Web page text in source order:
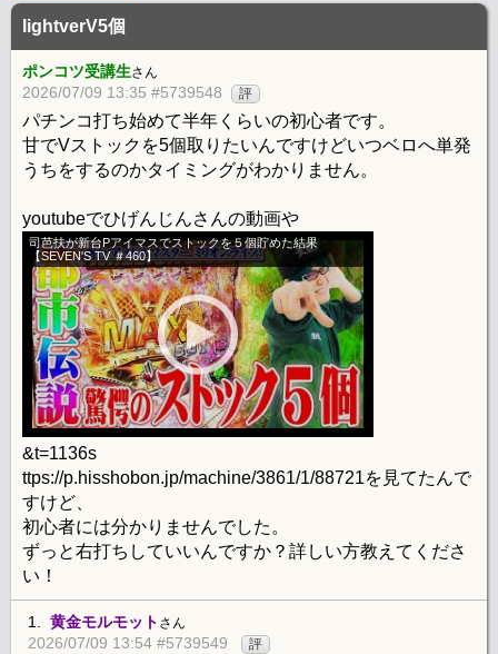
lightverV5個
ポンコツ受講生さん
2026/07/09 13:35 #5739548 評
パチンコ打ち始めて半年くらいの初心者です。
甘でVストックを5個取りたいんですけどいつベロへ単発
うちをするのかタイミングがわかりません。
youtubeでひげんじんさんの動画や
司芭扶が新台Pアイマスでストックを５個貯めた結果
【SEVEN'S TV ＃460】
&t=1136s
ttps://p.hisshobon.jp/machine/3861/1/88721を見てたんで
すけど、
初心者には分かりませんでした。
ずっと右打ちしていいんですか？詳しい方教えてくださ
い！
1. 黄金モルモット さん
2026/07/09 13:54 #5739549 評